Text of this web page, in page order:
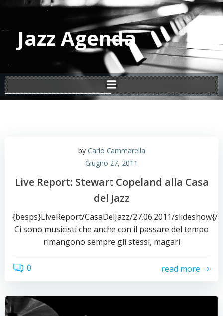
Vai
al
contenuto
Jazz Agenda
by Carlo Cammarella
Giugno 27, 2011
Live Report: Stewart Copeland alla Casa
del Jazz
{besps}LiveReport/CasaDelJazz/27.06.2011/slideshow{/
Ci sono musicisti che anche con il passare del tempo
rimangono sempre gli stessi, magari
0 read more